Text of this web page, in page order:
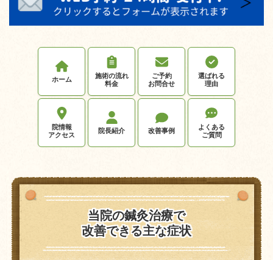
ホーム
施術の流れ
料金
ご予約
お問合せ
選ばれる
理由
院情報
アクセス
院長紹介 改善事例
よくある
ご質問
当院の鍼灸治療で
改善できる主な症状